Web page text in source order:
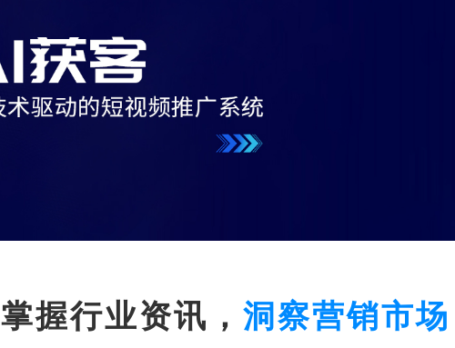
掌握行业资讯， 洞察营销市场